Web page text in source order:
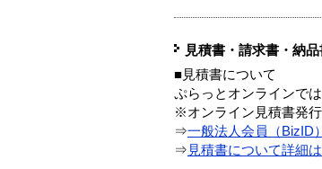
見積書・請求書・納
■見積書について
ぷらっとオンラインで
※オンライン見積書発
⇒一般法人会員（BizID
⇒ 見積書について詳細